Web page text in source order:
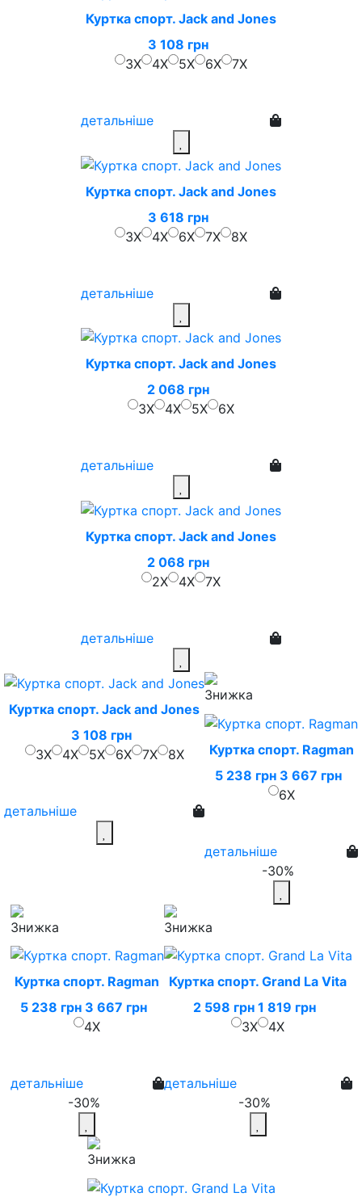
Куртка спорт. Jack and Jones
3 108 грн
3X
4X 5X 6X 7X
детальніше
Куртка спорт. Jack and Jones
3 618 грн
3X
4X 6X 7X 8X
детальніше
Куртка спорт. Jack and Jones
2 068 грн
3X
4X 5X 6X
детальніше
Куртка спорт. Jack and Jones
2 068 грн
2X
4X 7X
детальніше
Куртка спорт. Jack and Jones
3 108 грн
3X
4X 5X 6X 7X 8X
детальніше
Куртка спорт. Ragman
5 238 грн 3 667 грн
6X
детальніше
-30%
Куртка спорт. Ragman
5 238 грн 3 667 грн
4X
детальніше
-30%
Куртка спорт. Grand La Vita
2 598 грн 1 819 грн
3X
4X
детальніше
-30%